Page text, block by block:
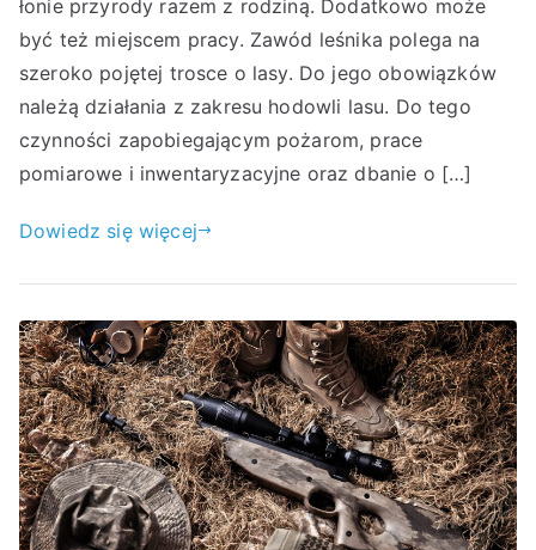
łonie przyrody razem z rodziną. Dodatkowo może
być też miejscem pracy. Zawód leśnika polega na
szeroko pojętej trosce o lasy. Do jego obowiązków
należą działania z zakresu hodowli lasu. Do tego
czynności zapobiegającym pożarom, prace
pomiarowe i inwentaryzacyjne oraz dbanie o […]
Dowiedz się więcej